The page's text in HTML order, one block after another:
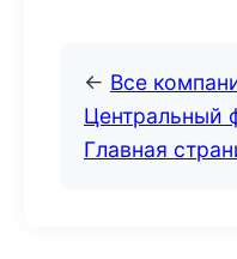
← Все
Центральный
Главная